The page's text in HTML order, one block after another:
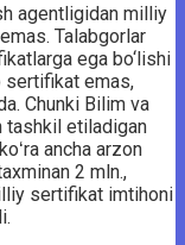
agentligidan milliy
Talabgorlar
ega bo‘lishi
sertifikat emas,
Chunki Bilim va
tashkil etiladigan
ancha arzon
2 mln.,
sertifikat imtihoni